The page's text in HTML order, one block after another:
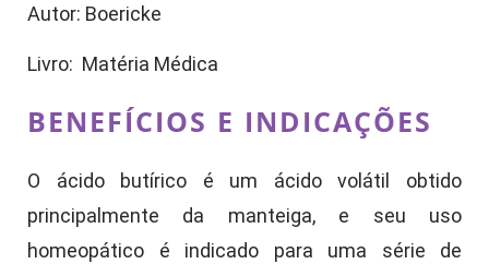
Autor: Boericke
Livro: Matéria Médica
BENEFÍCIOS E INDICAÇÕES
O ácido butírico é um ácido volátil obtido
principalmente da manteiga, e seu uso
homeopático é indicado para uma série de